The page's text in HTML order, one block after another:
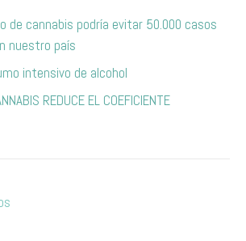
de cannabis podría evitar 50.000 casos
nuestro país
intensivo de alcohol
REDUCE EL COEFICIENTE